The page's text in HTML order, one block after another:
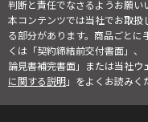
判断と責任でなさるようお願い
本コンテンツでは当社でお取
る部分があります。商品ごと
くは「契約締結前交付書面」
論見書補完書面」または当社ウ
に関する説明」をよくお読みく